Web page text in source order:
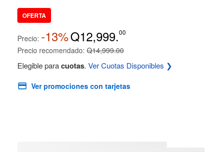
OFERTA
Precio: -13%Q12,999.00
Precio recomendado: Q14,999.00
Elegible paracuotas. Ver Cuotas Disponibles ❯
Ver promociones con tarjetas